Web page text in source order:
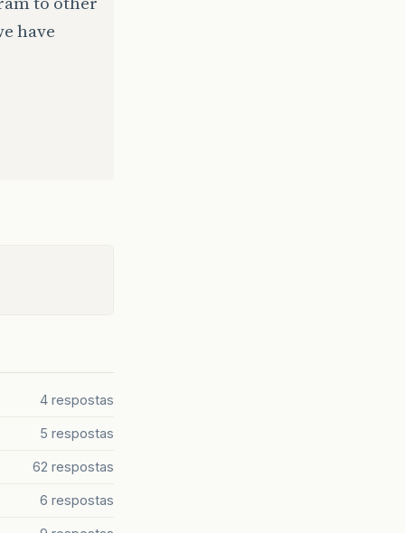
have
4 respostas
5 respostas
62 respostas
6 respostas